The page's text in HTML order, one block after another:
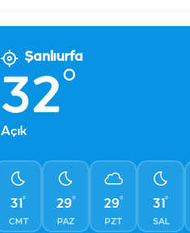
Şanlıurfa
32°
Açık
31°
CMT
29°
PAZ
29°
PZT
31°
SAL